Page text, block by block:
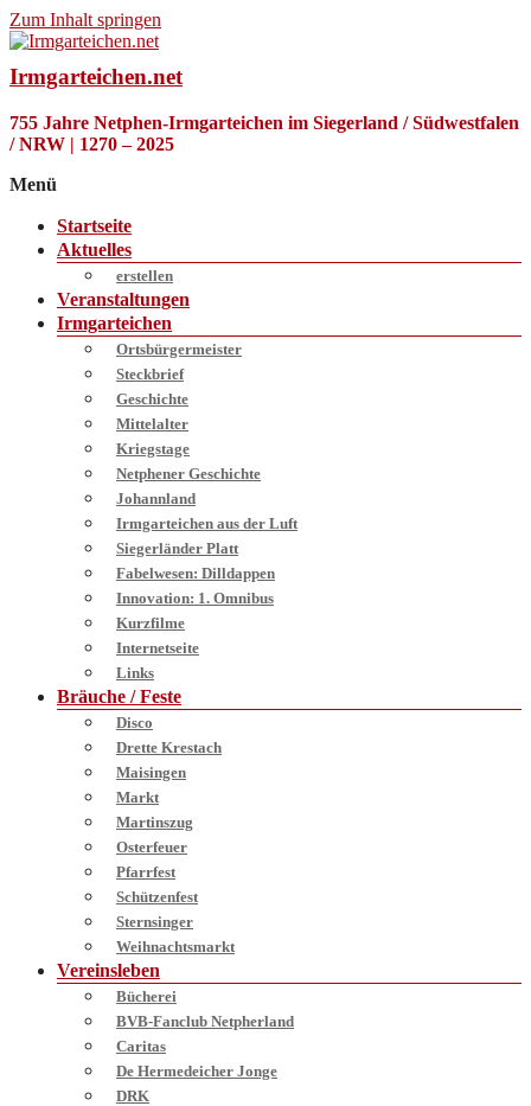
Zum Inhalt springen
Irmgarteichen.net
755 Jahre Netphen-Irmgarteichen im Siegerland / Südwestfalen
/ NRW | 1270 – 2025
Menü
Startseite
Aktuelles
erstellen
Veranstaltungen
Irmgarteichen
Ortsbürgermeister
Steckbrief
Geschichte
Mittelalter
Kriegstage
Netphener Geschichte
Johannland
Irmgarteichen aus der Luft
Siegerländer Platt
Fabelwesen: Dilldappen
Innovation: 1. Omnibus
Kurzfilme
Internetseite
Links
Bräuche / Feste
Disco
Drette Krestach
Maisingen
Markt
Martinszug
Osterfeuer
Pfarrfest
Schützenfest
Sternsinger
Weihnachtsmarkt
Vereinsleben
Bücherei
BVB-Fanclub Netpherland
Caritas
De Hermedeicher Jonge
DRK